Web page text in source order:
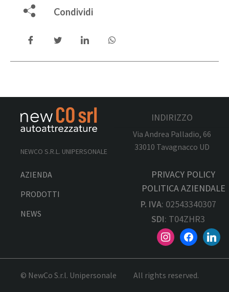
Condividi
NEWCO S.R.L. UNIPERSONALE
INDIRIZZO
Via Andrea Palladio, 66
33010 Tavagnacco UD
AZIENDA
PRODOTTI
NEWS
PRIVACY POLICY
POLITICA AZIENDALE
P. IVA: 02543340307
SDI: T04ZHR3
© NewCo S.r.l. Unipersonale All rights reserved.